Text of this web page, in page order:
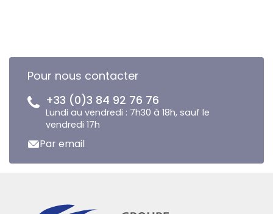
Pour nous contacter
+33 (0)3 84 92 76 76
Lundi au vendredi : 7h30 à 18h, sauf le
vendredi 17h
Par email